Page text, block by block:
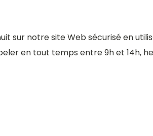
sur notre site Web sécurisé en
en tout temps entre 9h et 14h,